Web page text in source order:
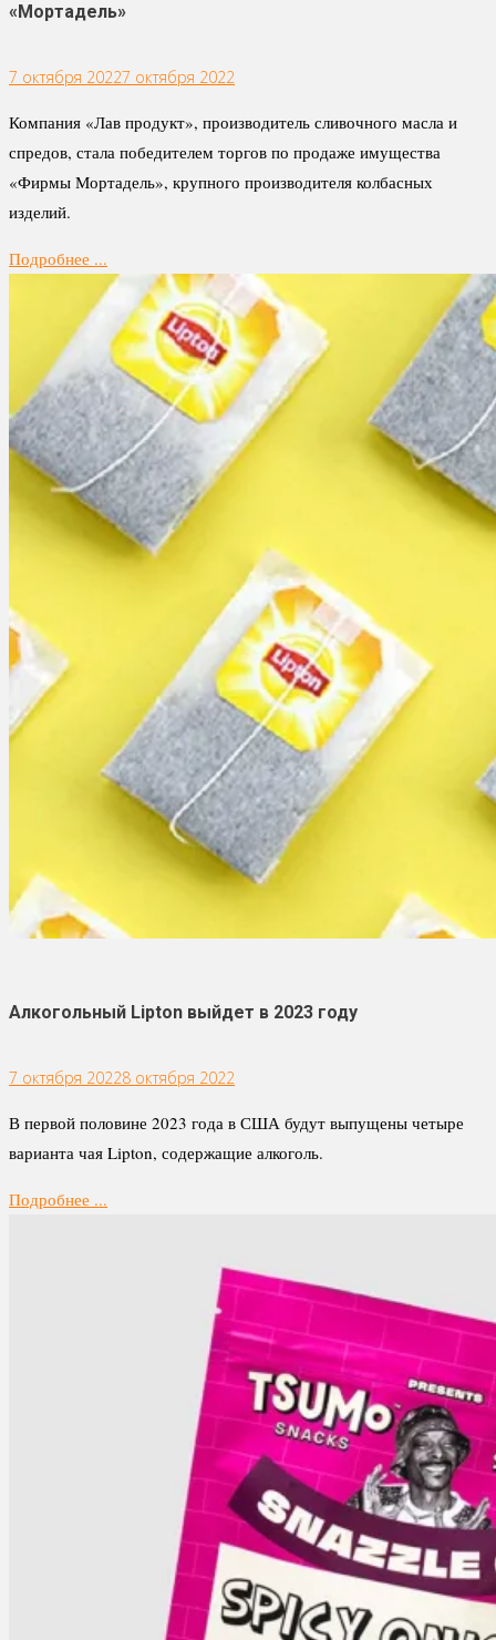
«Мортадель»
7 октября 20227 октября 2022
Компания «Лав продукт», производитель сливочного масла и
спредов, стала победителем торгов по продаже имущества
«Фирмы Мортадель», крупного производителя колбасных
изделий.
Подробнее ...
Алкогольный Lipton выйдет в 2023 году
7 октября 20228 октября 2022
В первой половине 2023 года в США будут выпущены четыре
варианта чая Lipton, содержащие алкоголь.
Подробнее ...